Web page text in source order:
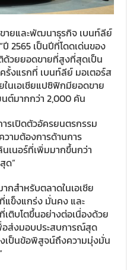
ายและพัฒนาธุรกิจ เบนท์ลีย์
2565 เป็นปีที่โดดเด่นของ
ด้วยยอดขายที่สูงที่สุดเป็น
รั้งแรกที่ เบนท์ลีย์ มอเตอร์ส
ในเอเชียแปซิฟิกมียอดขาย
ต์มากกว่า 2,000 คัน
รเปิดตัวอัครยนตรกรรม
วามต้องการด้านการ
เนอร์ที่เพิ่มมากขึ้นกว่า
ด”
สำหรับตลาดในเอเชีย
แข็งแกร่ง มั่นคง และ
ติบโตขึ้นอย่างต่อเนื่องด้วย
อส่งมอบประสบการณ์สุด
เป็นข้อพิสูจน์ถึงความมุ่งมั่น